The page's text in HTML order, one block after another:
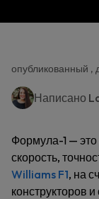
опубликованный ,
Написано
Формула-1 —
скорость,
Williams F1, на
конструкторов